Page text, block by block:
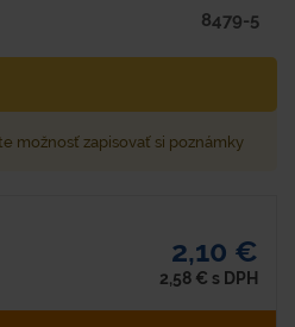
8479-5
možnosť zapisovať si poznámky
2,10 €
2,58 € s DPH